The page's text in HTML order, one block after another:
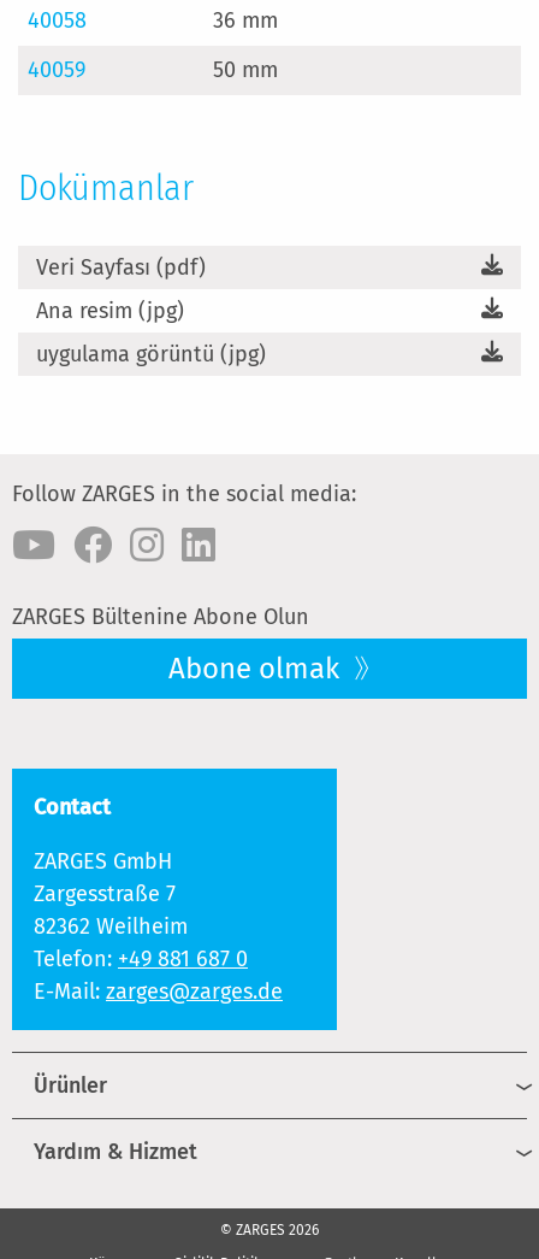
40058
36 mm
40059
50 mm
Dokümanlar
Veri Sayfası (pdf)
Ana resim (jpg)
uygulama görüntü (jpg)
Follow ZARGES in the social media:
ZARGES Bültenine Abone Olun
Abone olmak
Contact
ZARGES GmbH
Zargesstraße 7
82362 Weilheim
Telefon: +49 881 687 0
E-Mail: zarges@zarges.de
Ürünler
Yardım & Hizmet
© ZARGES 2026